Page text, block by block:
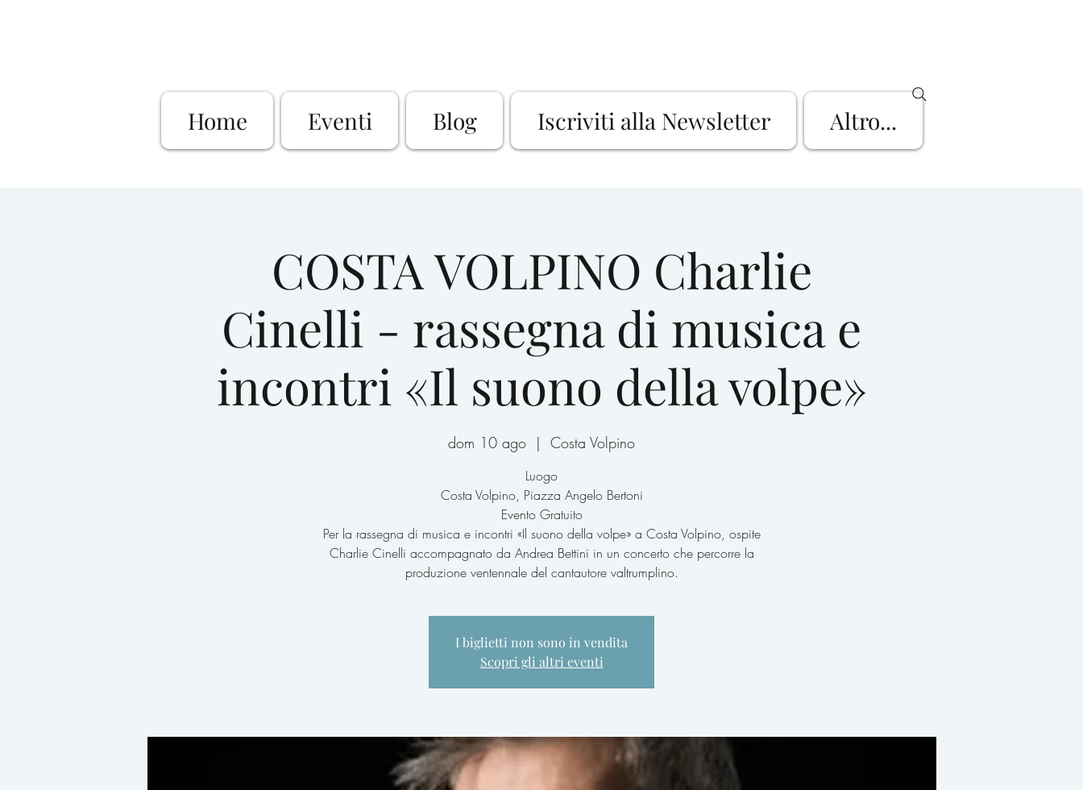
Home Eventi Blog Iscriviti alla Newsletter Altro...
COSTA VOLPINO Charlie
Cinelli - rassegna di musica e
incontri «Il suono della volpe»
dom 10 ago
  |
Costa Volpino
Luogo
Costa Volpino, Piazza Angelo Bertoni
Evento Gratuito
Per la rassegna di musica e incontri «Il suono della volpe» a Costa Volpino, ospite
Charlie Cinelli accompagnato da Andrea Bettini in un concerto che percorre la
produzione ventennale del cantautore valtrumplino.
I biglietti non sono in vendita
Scopri gli altri eventi